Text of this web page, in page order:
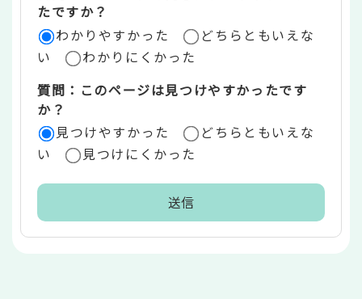
ア
たですか？
わかりやすかった
どちらともいえな
い
わかりにくかった
質問：このページは見つけやすかったです
か？
見つけやすかった
どちらともいえな
い
見つけにくかった